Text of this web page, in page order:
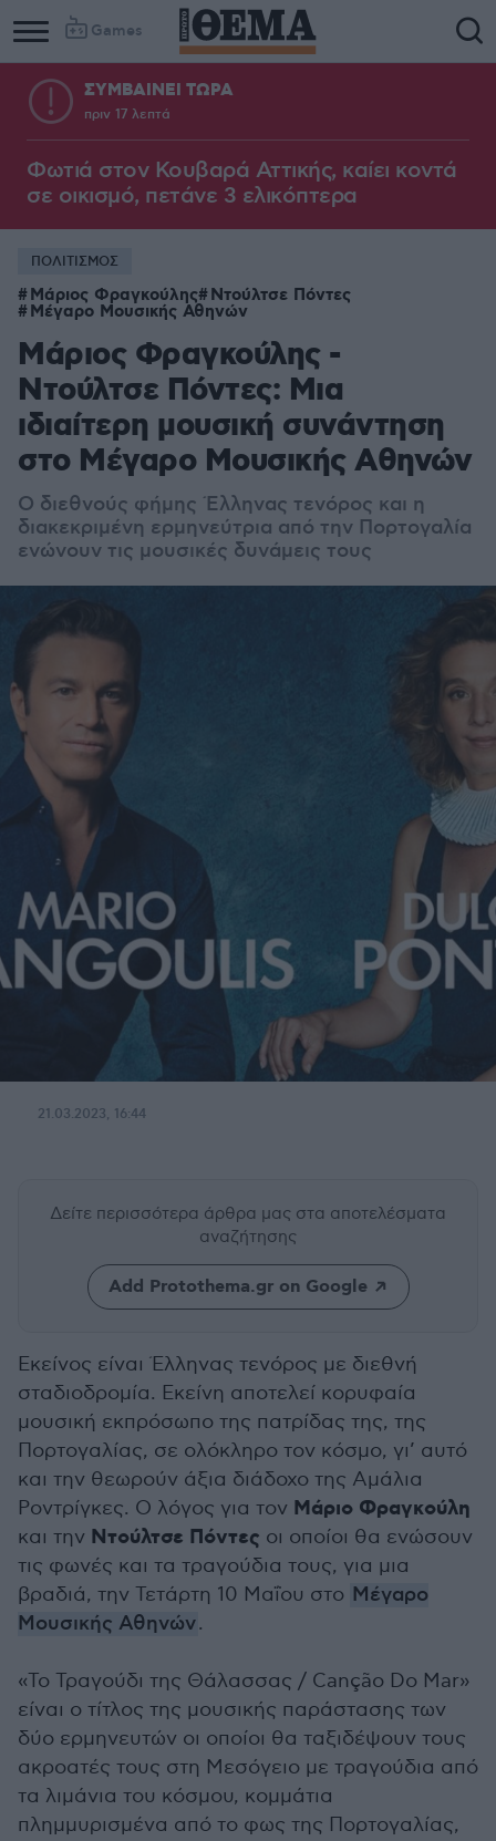
Games
ΣΥΜΒΑΙΝΕΙ ΤΩΡΑ
πριν 17 λεπτά
Φωτιά στον Κουβαρά Αττικής, καίει κοντά
σε οικισμό, πετάνε 3 ελικόπτερα
ΠΟΛΙΤΙΣΜΟΣ
Μάριος Φραγκούλης Ντούλτσε Πόντες
Μέγαρο Μουσικής Αθηνών
Μάριος Φραγκούλης -
Ντούλτσε Πόντες: Μια
ιδιαίτερη μουσική συνάντηση
στο Μέγαρο Μουσικής Αθηνών
Ο διεθνούς φήμης Έλληνας τενόρος και η
διακεκριμένη ερμηνεύτρια από την Πορτογαλία
ενώνουν τις μουσικές δυνάμεις τους
21.03.2023, 16:44
Δείτε περισσότερα άρθρα μας στα αποτελέσματα
αναζήτησης
Add Protothema.gr on Google
Εκείνος είναι Έλληνας τενόρος με διεθνή
σταδιοδρομία. Εκείνη αποτελεί κορυφαία
μουσική εκπρόσωπο της πατρίδας της, της
Πορτογαλίας, σε ολόκληρο τον κόσμο, γι’ αυτό
και την θεωρούν άξια διάδοχο της Αμάλια
Ροντρίγκες. Ο λόγος για τον Μάριο Φραγκούλη
και την Ντούλτσε Πόντες οι οποίοι θα ενώσουν
τις φωνές και τα τραγούδια τους, για μια
βραδιά, την Τετάρτη 10 Μαΐου στο Μέγαρο
Μουσικής Αθηνών.
«Το Τραγούδι της Θάλασσας / Canção Do Mar»
είναι ο τίτλος της μουσικής παράστασης των
δύο ερμηνευτών οι οποίοι θα ταξιδέψουν τους
ακροατές τους στη Μεσόγειο με τραγούδια από
τα λιμάνια του κόσμου, κομμάτια
πλημμυρισμένα από το φως της Πορτογαλίας,